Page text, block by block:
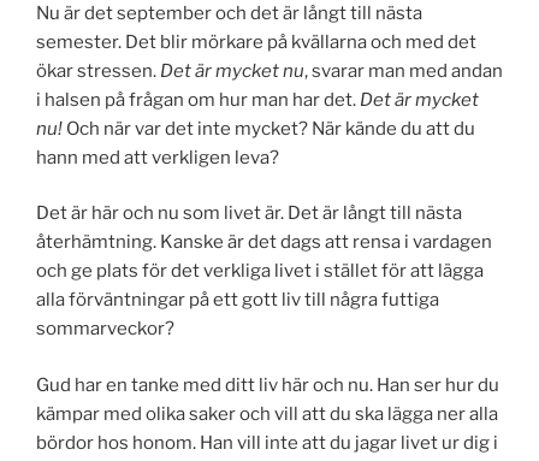
Nu är det september och det är långt till nästa
semester. Det blir mörkare på kvällarna och med det
ökar stressen. Det är mycket nu, svarar man med andan
i halsen på frågan om hur man har det. Det är mycket
nu! Och när var det inte mycket? När kände du att du
hann med att verkligen leva?
Det är här och nu som livet är. Det är långt till nästa
återhämtning. Kanske är det dags att rensa i vardagen
och ge plats för det verkliga livet i stället för att lägga
alla förväntningar på ett gott liv till några futtiga
sommarveckor?
Gud har en tanke med ditt liv här och nu. Han ser hur du
kämpar med olika saker och vill att du ska lägga ner alla
bördor hos honom. Han vill inte att du jagar livet ur dig i